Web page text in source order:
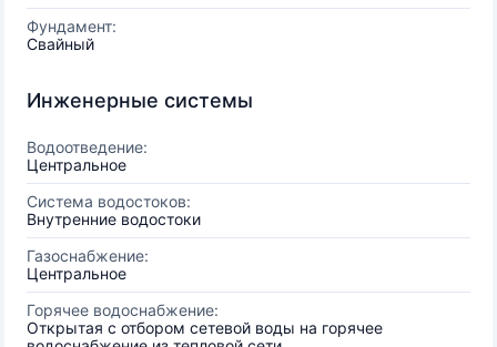
Фундамент:
Свайный
Инженерные системы
Водоотведение:
Центральное
Система водостоков:
Внутренние водостоки
Газоснабжение:
Центральное
Горячее водоснабжение:
Открытая с отбором сетевой воды на горячее